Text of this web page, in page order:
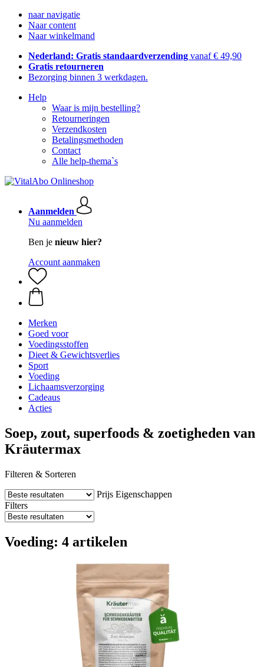
naar navigatie
Naar content
Naar winkelmand
Nederland: Gratis standaardverzending vanaf € 49,90
Gratis retourneren
Bezorging binnen 3 werkdagen.
Help
Waar is mijn bestelling?
Retourneringen
Verzendkosten
Betalingsmethoden
Contact
Alle help-thema`s
Aanmelden
Nu aanmelden
Ben je nieuw hier?
Account aanmaken
Merken
Goed voor
Voedingsstoffen
Dieet & Gewichtsverlies
Sport
Voeding
Lichaamsverzorging
Cadeaus
Acties
Soep, zout, superfoods & zoetigheden van
Kräutermax
Filteren & Sorteren
Prijs Eigenschappen
Filters
Voeding: 4 artikelen